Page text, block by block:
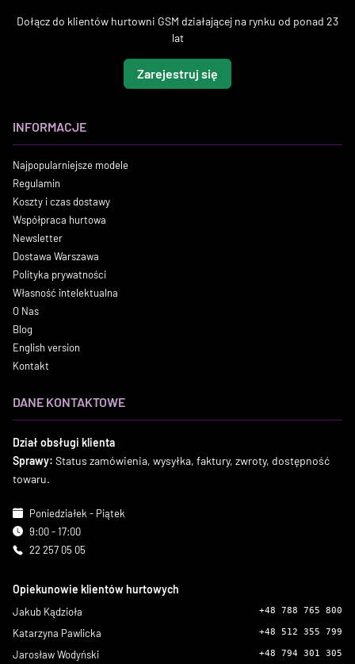
Dołącz do klientów hurtowni GSM działającej na rynku od ponad 23
lat
Zarejestruj się
INFORMACJE
Najpopularniejsze modele
Regulamin
Koszty i czas dostawy
Współpraca hurtowa
Newsletter
Dostawa Warszawa
Polityka prywatności
Własność intelektualna
O Nas
Blog
English version
Kontakt
DANE KONTAKTOWE
Dział obsługi klienta
Sprawy: Status zamówienia, wysyłka, faktury, zwroty, dostępność
towaru.
Poniedziałek - Piątek
9:00 - 17:00
22 257 05 05
Opiekunowie klientów hurtowych
Jakub Kądzioła +48 788 765 800
Katarzyna Pawlicka +48 512 355 799
Jarosław Wodyński +48 794 301 305